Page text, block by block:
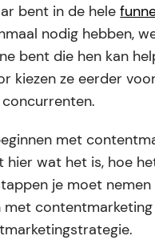
bent in de hele
nodig hebben,
bent die hen kan
kiezen ze eerder
met
hier wat het is, hoe
je moet
contentmarketing